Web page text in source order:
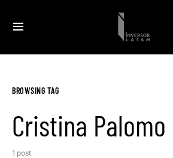
BROWSING TAG
Cristina Palomo
1 post